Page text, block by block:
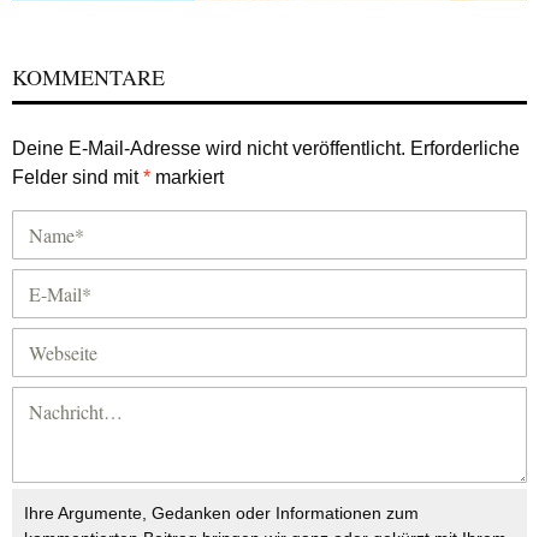
KOMMENTARE
Deine E-Mail-Adresse wird nicht veröffentlicht. Erforderliche
Felder sind mit* markiert
Ihre Argumente, Gedanken oder Informationen zum